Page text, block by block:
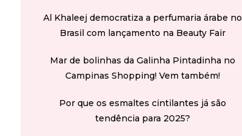
Al Khaleej democratiza a perfumaria árabe no
Brasil com lançamento na Beauty Fair
Mar de bolinhas da Galinha Pintadinha no
Campinas Shopping! Vem também!
Por que os esmaltes cintilantes já são
tendência para 2025?